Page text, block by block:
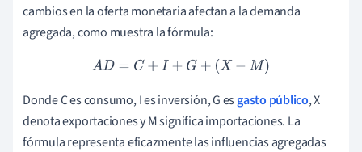
cambios en la oferta monetaria afectan a la demanda
agregada, como muestra la fórmula:
AD= C+ I+G+( X− M)
Donde C es consumo, I es inversión, G esgasto público, X
denota exportaciones y M significa importaciones. La
fórmula representa eficazmente las influencias agregadas